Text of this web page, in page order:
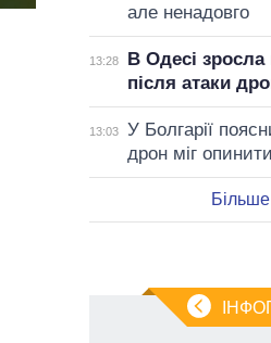
але ненадовго
13:28
В Одесі зросла
після атаки
13:03
У Болгарії
дрон міг